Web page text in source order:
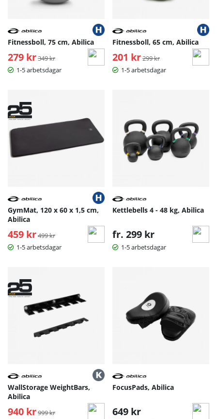
Fitnessboll, 75 cm, Abilica
279 kr Ordinarie pris:
349 kr
1-5 arbetsdagar
Fitnessboll, 65 cm, Abilica
201 kr Ordinarie pris:
299 kr
1-5 arbetsdagar
GymMat, 120 x 60 x 1,5 cm,
Abilica
459 kr Ordinarie pris:
499 kr
1-5 arbetsdagar
Kettlebells 4 - 48 kg, Abilica
fr. 299 kr
1-5 arbetsdagar
WallStorage WeightBars,
Abilica
940 kr Ordinarie pris:
999 kr
FocusPads, Abilica
649 kr